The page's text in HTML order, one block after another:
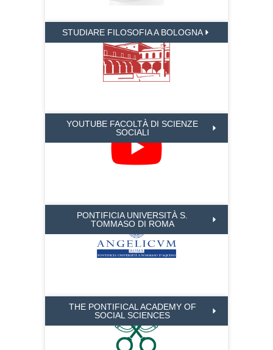
STUDIARE FILOSOFIA A BOLOGNA
YOUTUBE FACOLTÀ DI SCIENZE
SOCIALI
PONTIFICIA UNIVERSITÀ S.
TOMMASO DI ROMA
THE PONTIFICAL ACADEMY OF
SOCIAL SCIENCES